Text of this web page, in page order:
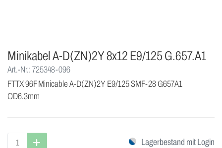
Minikabel A-D(ZN)2Y 8x12 E9/125 G.657.A1
Art.-Nr.: 725348-096
FTTX 96F Minicable A-D(ZN)2Y E9/125 SMF-28 G657A1
OD6.3mm
Lagerbestand mit Login